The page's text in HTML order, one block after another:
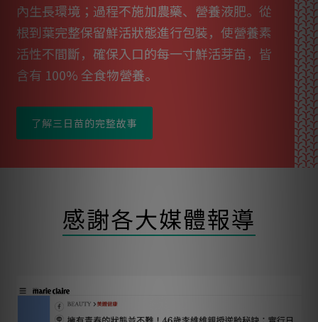
內生長環境；過程不施加農藥、營養液肥。從
根到葉完整保留鮮活狀態進行包裝，使營養素
活性不間斷，確保入口的每一寸鮮活芽苗，皆
含有 100% 全食物營養。
了解三日苗的完整故事
感謝各大媒體報導